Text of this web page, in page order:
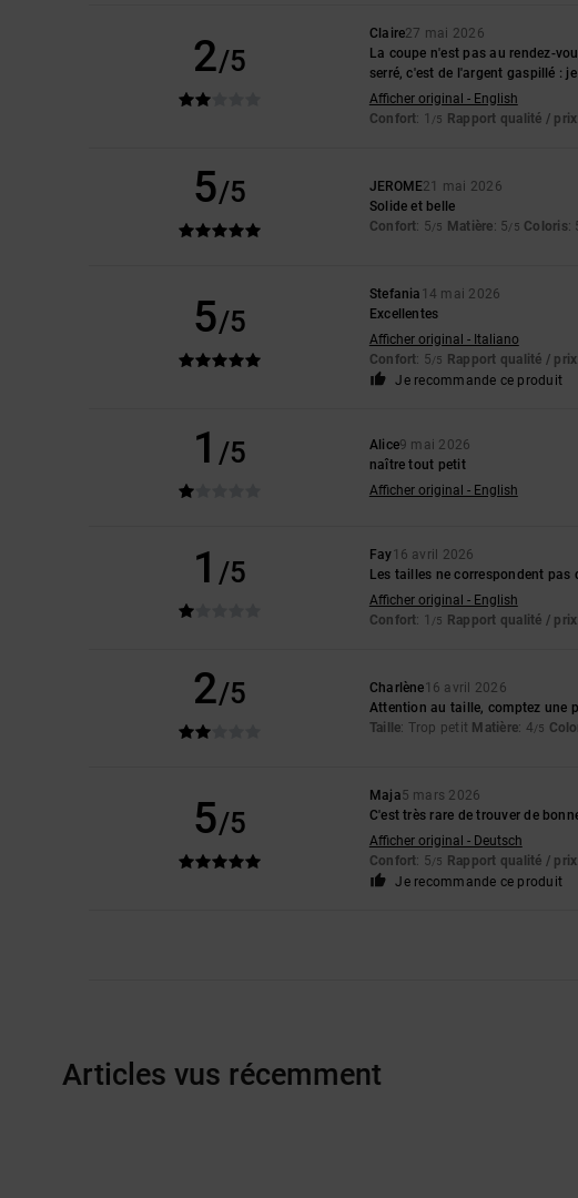
2/5
Claire27 mai 2026
La coupe n'est pas au rendez-
serré, c'est de l'argent gaspillé :
Afficher original - English
Confort: 1 /5 Rapport qualité / prix
5/5 JEROME21 mai 2026
Solide et belle
Confort: 5/5 Matière: 5/5 Coloris:
5/5
Stefania 14 mai 2026
Excellentes
Afficher original - Italiano
Confort: 5/5 Rapport qualité / prix
Je recommande ce produit
1 /5 Alice9 mai 2026
naître tout petit
Afficher original - English
1 /5
Fay16 avril 2026
Les tailles ne correspondent pas
Afficher original - English
Confort: 1 /5 Rapport qualité / prix
2/5 Charlène16 avril 2026
Attention au taille, comptez une
Taille: Trop petit Matière: 4/5
5/5
Maja5 mars 2026
C'est très rare de trouver de
Afficher original - Deutsch
Confort: 5/5 Rapport qualité / prix
Je recommande ce produit
Articles vus récemment